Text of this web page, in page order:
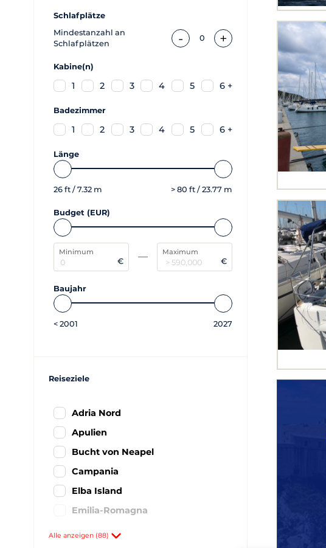
Schlafplätze
Mindestanzahl an
Schlafplätzen
- 0 +
Kabine(n)
1 2 3 4 5 6 +
Badezimmer
1 2 3 4 5 6 +
Länge
26 ft / 7.32 m > 80 ft / 23.77 m
Budget (EUR)
Minimum
€
Maximum
€
Baujahr
< 2001 2027
Reiseziele
Adria Nord
Apulien
Bucht von Neapel
Campania
Elba Island
Emilia-Romagna
Alle anzeigen (88)